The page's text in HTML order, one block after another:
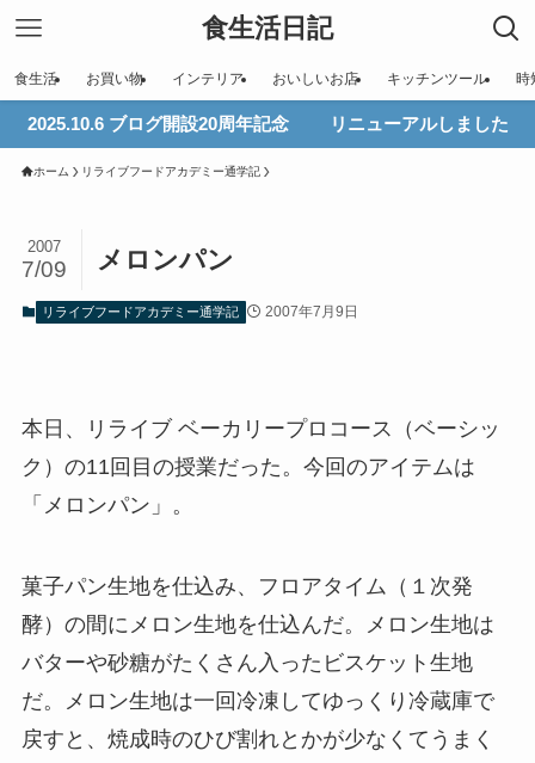
食生活日記
食生活 お買い物 インテリア おいしいお店 キッチンツール 時
2025.10.6 ブログ開設20周年記念 リニューアルしました
ホーム リライブフードアカデミー通学記
メロンパン
2007
7/09
リライブフードアカデミー通学記 2007年7月9日
本日、リライブ ベーカリープロコース（ベーシッ
ク）の11回目の授業だった。今回のアイテムは
「メロンパン」。
菓子パン生地を仕込み、フロアタイム（１次発
酵）の間にメロン生地を仕込んだ。メロン生地は
バターや砂糖がたくさん入ったビスケット生地
だ。メロン生地は一回冷凍してゆっくり冷蔵庫で
戻すと、焼成時のひび割れとかが少なくてうまく